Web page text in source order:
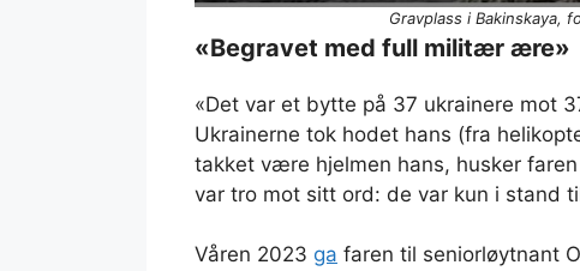
Gravplass i Bakinskaya,
«Begravet med full militær ære»
«Det var et bytte på 37 ukrainere mot
Ukrainerne tok hodet hans (fra
takket være hjelmen hans, husker
var tro mot sitt ord: de var kun i stand til
Våren 2023 ga faren til seniorløytnant